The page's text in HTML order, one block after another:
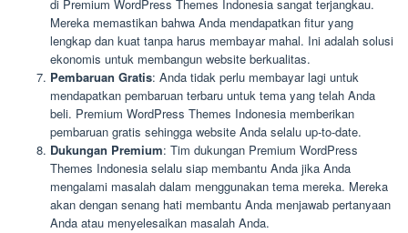
di Premium WordPress Themes Indonesia sangat terjangkau.
Mereka memastikan bahwa Anda mendapatkan fitur yang
lengkap dan kuat tanpa harus membayar mahal. Ini adalah solusi
ekonomis untuk membangun website berkualitas.
Pembaruan Gratis: Anda tidak perlu membayar lagi untuk
mendapatkan pembaruan terbaru untuk tema yang telah Anda
beli. Premium WordPress Themes Indonesia memberikan
pembaruan gratis sehingga website Anda selalu up-to-date.
Dukungan Premium: Tim dukungan Premium WordPress
Themes Indonesia selalu siap membantu Anda jika Anda
mengalami masalah dalam menggunakan tema mereka. Mereka
akan dengan senang hati membantu Anda menjawab pertanyaan
Anda atau menyelesaikan masalah Anda.